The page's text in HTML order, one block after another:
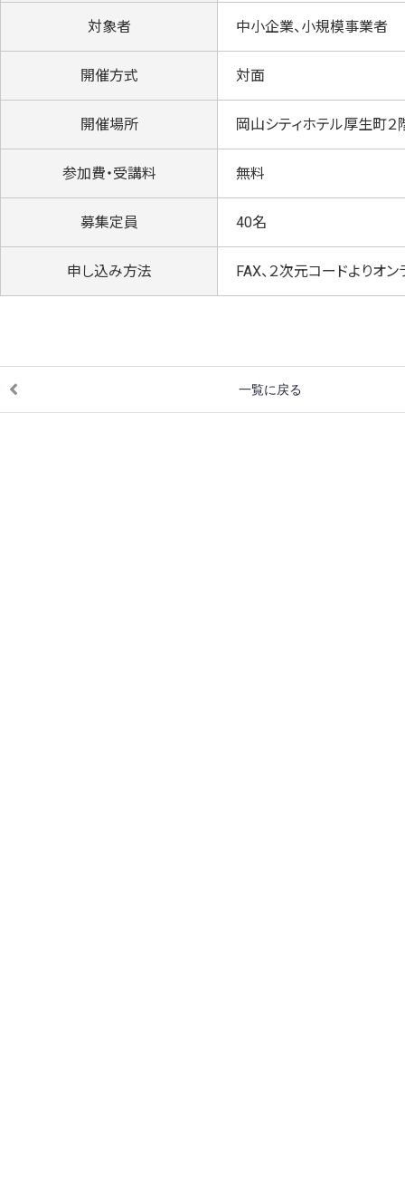
対象者 中小企業、小規模事業者
開催方式 対面
開催場所 岡山シティホテル厚生町２
参加費・受講料 無料
募集定員 40名
申し込み方法 FAX、２次元コードよりオ
一覧に戻る